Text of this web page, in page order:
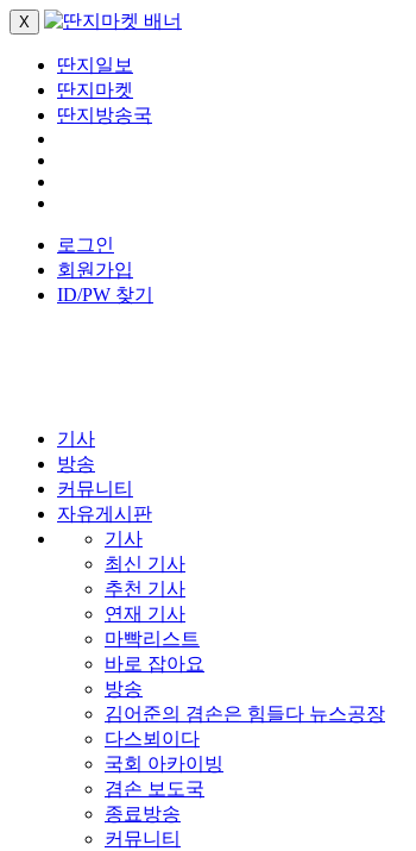
X
딴지일보
딴지마켓
딴지방송국
로그인
회원가입
ID/PW 찾기
기사
방송
커뮤니티
자유게시판
기사
최신 기사
추천 기사
연재 기사
마빡리스트
바로 잡아요
방송
김어준의 겸손은 힘들다 뉴스공장
다스뵈이다
국회 아카이빙
겸손 보도국
종료방송
커뮤니티